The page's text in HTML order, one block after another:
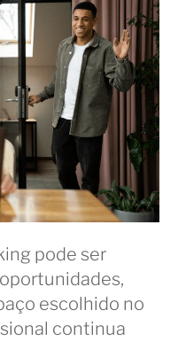
pode ser
escolhido no
continua